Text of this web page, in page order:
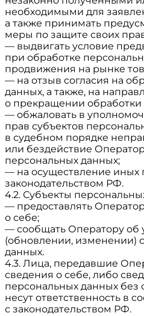
необходимыми для
а также принимать
меры по защите своих
— выдвигать условие
при обработке
продвижения на рынке
— на отзыв согласия на
данных, а также, на
о прекращении
— обжаловать в
прав субъектов
в судебном порядке
или бездействие
персональных данных;
— на осуществление иных
законодательством РФ.
4.2. Субъекты
— предоставлять
о себе;
— сообщать Оператору об
(обновлении, изменении)
данных.
4.3. Лица, передавшие
сведения о себе, либо
персональных данных без
несут ответственность в
с законодательством РФ.